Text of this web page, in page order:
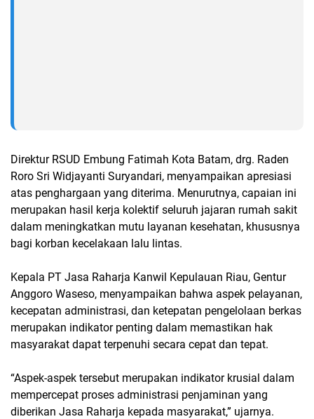
Direktur RSUD Embung Fatimah Kota Batam, drg. Raden
Roro Sri Widjayanti Suryandari, menyampaikan apresiasi
atas penghargaan yang diterima. Menurutnya, capaian ini
merupakan hasil kerja kolektif seluruh jajaran rumah sakit
dalam meningkatkan mutu layanan kesehatan, khususnya
bagi korban kecelakaan lalu lintas.
Kepala PT Jasa Raharja Kanwil Kepulauan Riau, Gentur
Anggoro Waseso, menyampaikan bahwa aspek pelayanan,
kecepatan administrasi, dan ketepatan pengelolaan berkas
merupakan indikator penting dalam memastikan hak
masyarakat dapat terpenuhi secara cepat dan tepat.
“Aspek-aspek tersebut merupakan indikator krusial dalam
mempercepat proses administrasi penjaminan yang
diberikan Jasa Raharja kepada masyarakat,” ujarnya.